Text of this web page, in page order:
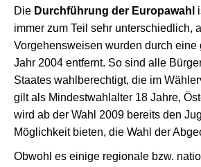
Die Durchführung der Europawahl
immer zum Teil sehr unterschiedlich,
Vorgehensweisen wurden durch
Jahr 2004 entfernt. So sind alle
Staates wahlberechtigt, die im
gilt als Mindestwahlalter 18 Jahre,
wird ab der Wahl 2009 bereits den
Möglichkeit bieten, die Wahl der
Obwohl es einige regionale bzw.